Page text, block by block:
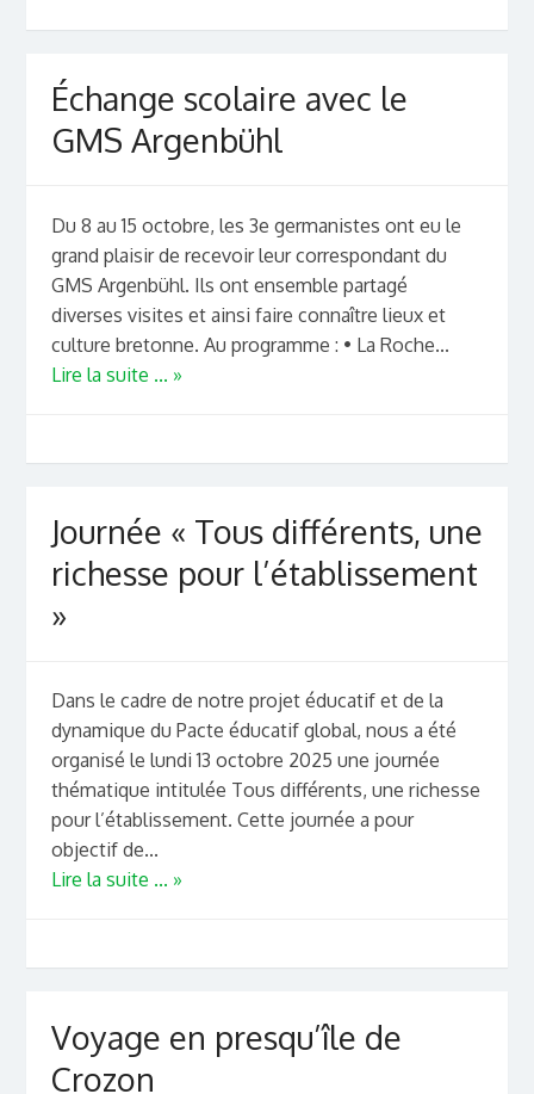
Échange scolaire avec le
GMS Argenbühl
Du 8 au 15 octobre, les 3e germanistes ont eu le
grand plaisir de recevoir leur correspondant du
GMS Argenbühl. Ils ont ensemble partagé
diverses visites et ainsi faire connaître lieux et
culture bretonne. Au programme : • La Roche...
Lire la suite ... »
Journée « Tous différents, une
richesse pour l’établissement
»
Dans le cadre de notre projet éducatif et de la
dynamique du Pacte éducatif global, nous a été
organisé le lundi 13 octobre 2025 une journée
thématique intitulée Tous différents, une richesse
pour l’établissement. Cette journée a pour
objectif de...
Lire la suite ... »
Voyage en presqu’île de
Crozon